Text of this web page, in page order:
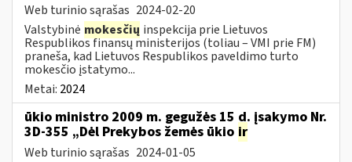
Web turinio sąrašas 2024-02-20
Valstybinė mokesčių inspekcija prie Lietuvos
Respublikos finansų ministerijos (toliau – VMI prie FM)
praneša, kad Lietuvos Respublikos paveldimo turto
mokesčio įstatymo...
Metai: 2024
ūkio ministro 2009 m. gegužės 15 d. įsakymo Nr.
3D-355 „Dėl Prekybos žemės ūkio ir
Web turinio sąrašas 2024-01-05